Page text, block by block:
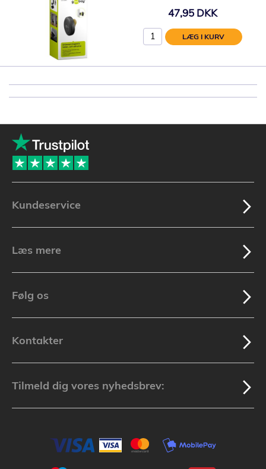
47,95 DKK
LÆG I KURV
Kundeservice
Læs mere
Følg os
Kontakter
Tilmeld dig vores nyhedsbrev: